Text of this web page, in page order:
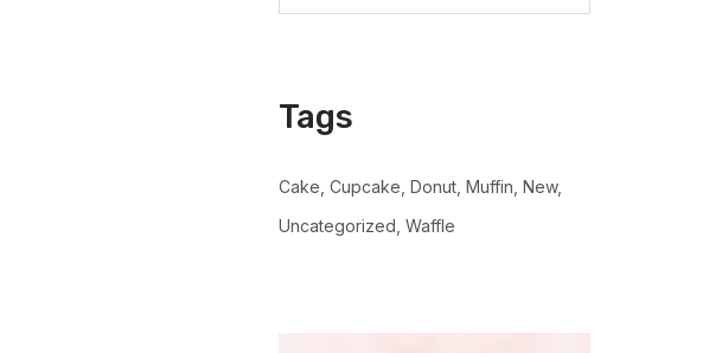
Tags
Cake Cupcake Donut Muffin New
Uncategorized Waffle